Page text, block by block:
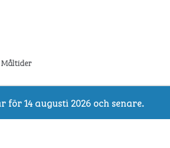
Måltider
14 augusti 2026 och senare.